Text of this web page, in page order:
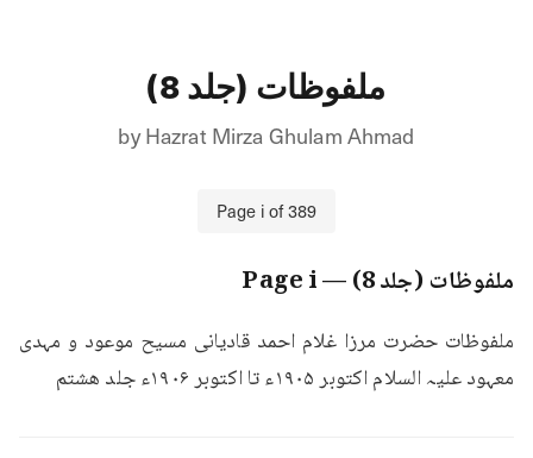
ملفوظات (جلد 8)
byHazrat Mirza Ghulam Ahmad
Page iof389
ملفوظات (جلد 8) — Page
i
معہود علیہ السلام اکتوبر ۱۹۰۵ء تا اکتوبر ۱۹۰۶ء جلد هشتم